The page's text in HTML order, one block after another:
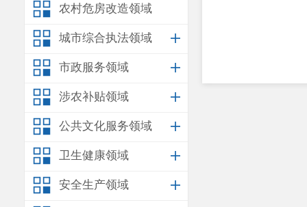
农村危房改造领域
城市综合执法领域
市政服务领域
涉农补贴领域
公共文化服务领域
卫生健康领域
安全生产领域